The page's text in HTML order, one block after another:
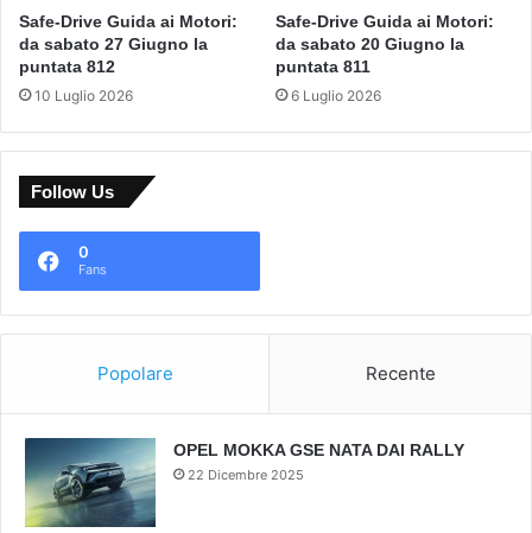
Safe-Drive Guida ai Motori:
da sabato 27 Giugno la
puntata 812
10 Luglio 2026
Safe-Drive Guida ai Motori:
da sabato 20 Giugno la
puntata 811
6 Luglio 2026
Follow Us
0
Fans
Popolare Recente
OPEL MOKKA GSE NATA DAI RALLY
22 Dicembre 2025